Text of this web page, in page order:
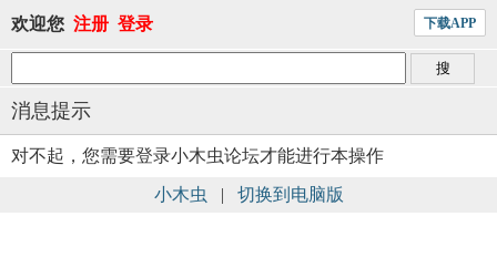
欢迎您 注册 登录 下载APP
消息提示
对不起，您需要登录小木虫论坛才能进行本操作
小木虫 | 切换到电脑版